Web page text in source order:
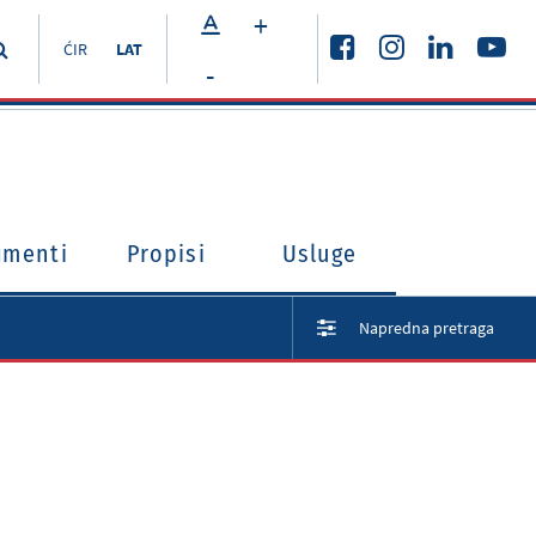
ĆIR LAT
+
-
Propisi Usluge
Napredna pretraga